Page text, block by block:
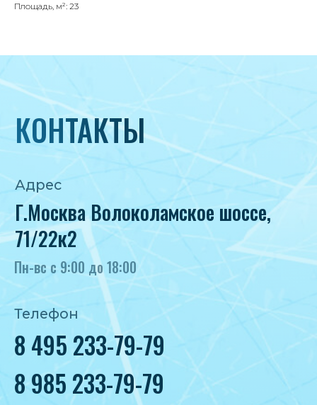
Площадь, м²: 23
Политика конфиденциальности
данных
IceIceMarket © 2025